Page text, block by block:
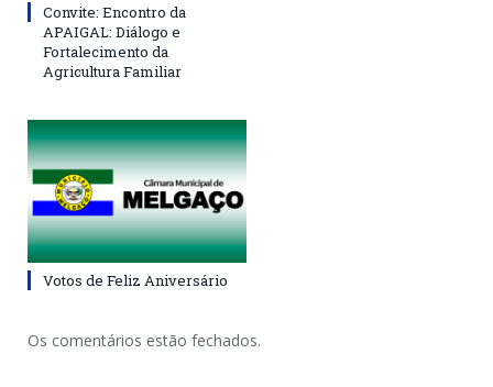
Convite: Encontro da
APAIGAL: Diálogo e
Fortalecimento da
Agricultura Familiar
Votos de Feliz Aniversário
Os comentários estão fechados.